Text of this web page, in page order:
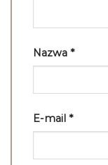
Nazwa *
E-mail *